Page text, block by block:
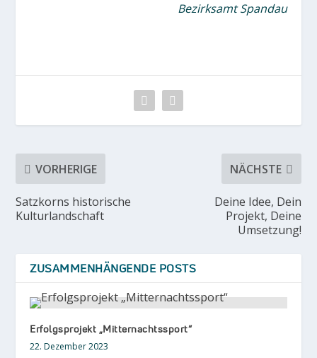
Bezirksamt Spandau
VORHERIGE
Satzkorns historische
Kulturlandschaft
NÄCHSTE
Deine Idee, Dein
Projekt, Deine
Umsetzung!
ZUSAMMENHÄNGENDE POSTS
Erfolgsprojekt „Mitternachtssport“
22. Dezember 2023